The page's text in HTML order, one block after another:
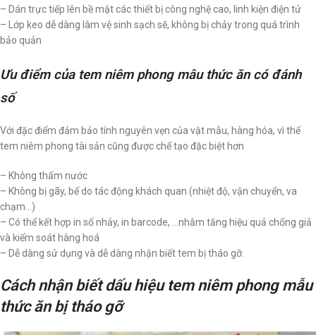
– Dán trực tiếp lên bề mặt các thiết bị công nghệ cao, linh kiện điện tử
– Lớp keo dễ dàng làm vệ sinh sạch sẽ, không bị chảy trong quá trình
bảo quản
Ưu điểm của tem niêm phong mâu thức ăn có đánh
số
Với đặc điểm đảm bảo tính nguyên vẹn của vật mẫu, hàng hóa, vì thế
tem niêm phong tài sản cũng được chế tạo đặc biệt hơn
– Không thấm nước
– Không bị gãy, bể do tác động khách quan (nhiệt độ, vận chuyển, va
chạm…)
– Có thể kết hợp in số nhảy, in barcode, …nhằm tăng hiệu quả chống giả
và kiểm soát hàng hoá
– Dễ dàng sử dụng và dễ dàng nhận biết tem bị tháo gỡ.
Cách nhận biết dấu hiệu tem niêm phong mẫu
thức ăn bị tháo gỡ